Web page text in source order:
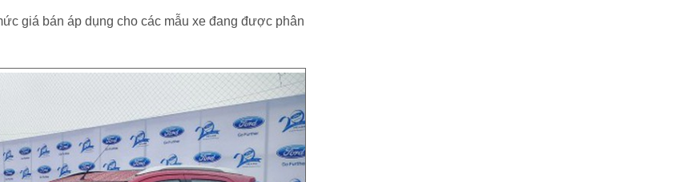
giá bán áp dụng cho các mẫu xe đang được phân